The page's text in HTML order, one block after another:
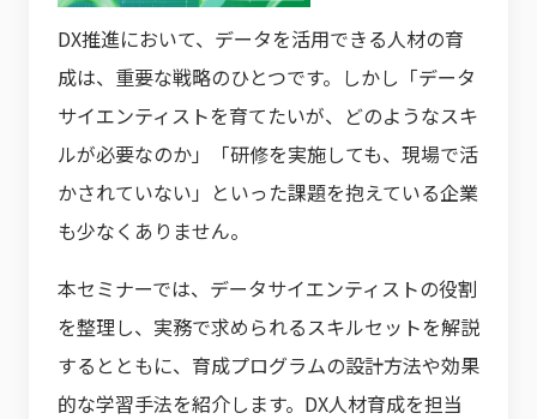
DX推進において、データを活用できる人材の育
成は、重要な戦略のひとつです。しかし「データ
サイエンティストを育てたいが、どのようなスキ
ルが必要なのか」「研修を実施しても、現場で活
かされていない」といった課題を抱えている企業
も少なくありません。
本セミナーでは、データサイエンティストの役割
を整理し、実務で求められるスキルセットを解説
するとともに、育成プログラムの設計方法や効果
的な学習手法を紹介します。DX人材育成を担当